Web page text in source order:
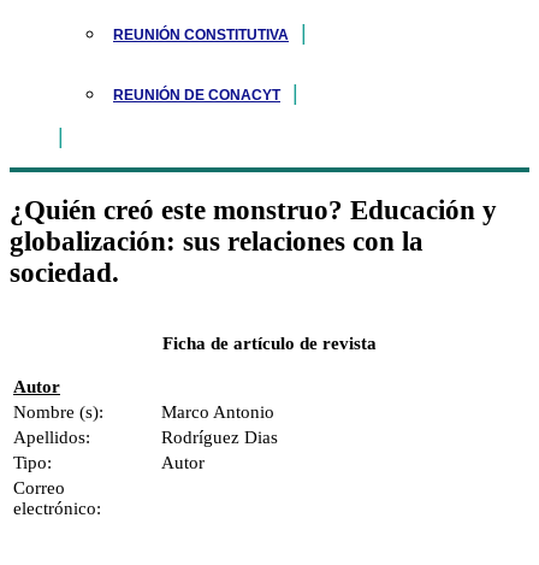
REUNIÓN CONSTITUTIVA
REUNIÓN DE CONACYT
¿Quién creó este monstruo? Educación y
globalización: sus relaciones con la
sociedad.
Ficha de artículo de revista
Autor
Nombre (s):
Marco Antonio
Apellidos:
Rodríguez Dias
Tipo:
Autor
Correo
electrónico: